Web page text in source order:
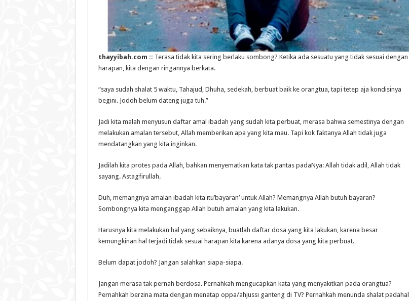
thayyibah.com :: Terasa tidak kita sering berlaku sombong? Ketika ada sesuatu yang tidak sesuai dengan
harapan, kita dengan ringannya berkata.
“saya sudah shalat 5 waktu, Tahajud, Dhuha, sedekah, berbuat baik ke orangtua, tapi tetep aja kondisinya
begini. Jodoh belum dateng juga tuh.”
Jadi kita malah menyusun daftar amal ibadah yang sudah kita perbuat, merasa bahwa semestinya dengan
melakukan amalan tersebut, Allah memberikan apa yang kita mau. Tapi kok faktanya Allah tidak juga
mendatangkan yang kita inginkan.
Jadilah kita protes pada Allah, bahkan menyematkan kata tak pantas padaNya: Allah tidak adil, Allah tidak
sayang. Astagfirullah.
Duh, memangnya amalan ibadah kita itu’bayaran’ untuk Allah? Memangnya Allah butuh bayaran?
Sombongnya kita menganggap Allah butuh amalan yang kita lakukan.
Harusnya kita melakukan hal yang sebaiknya, buatlah daftar dosa yang kita lakukan, karena besar
kemungkinan hal terjadi tidak sesuai harapan kita karena adanya dosa yang kita perbuat.
Belum dapat jodoh? Jangan salahkan siapa-siapa.
Jangan merasa tak pernah berdosa. Pernahkah mengucapkan kata yang menyakitkan pada orangtua?
Pernahkah berzina mata dengan menatap oppa/ahjussi ganteng di TV? Pernahkah menunda shalat padahal